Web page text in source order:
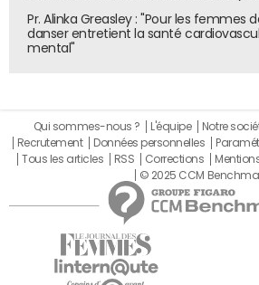
Pr. Alinka Greasley : "Pour les femmes
danser entretient la santé
mental"
Qui sommes-nous ? L'équipe Notre
Recrutement
Données personnelles
Tous les articles
RSS Corrections
© 2025 CCM